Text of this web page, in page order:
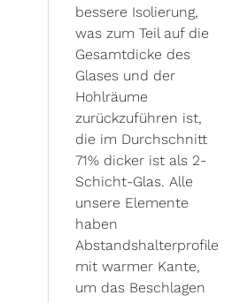
bessere Isolierung,
was zum Teil auf die
Gesamtdicke des
Glases und der
Hohlräume
zurückzuführen ist,
die im Durchschnitt
71% dicker ist als 2-
Schicht-Glas. Alle
unsere Elemente
haben
Abstandshalterprofile
mit warmer Kante,
um das Beschlagen